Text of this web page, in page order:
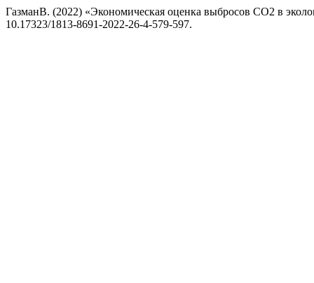
ГазманВ. (2022) «Экономическая оценка выбросов СО2 в
10.17323/1813-8691-2022-26-4-579-597.